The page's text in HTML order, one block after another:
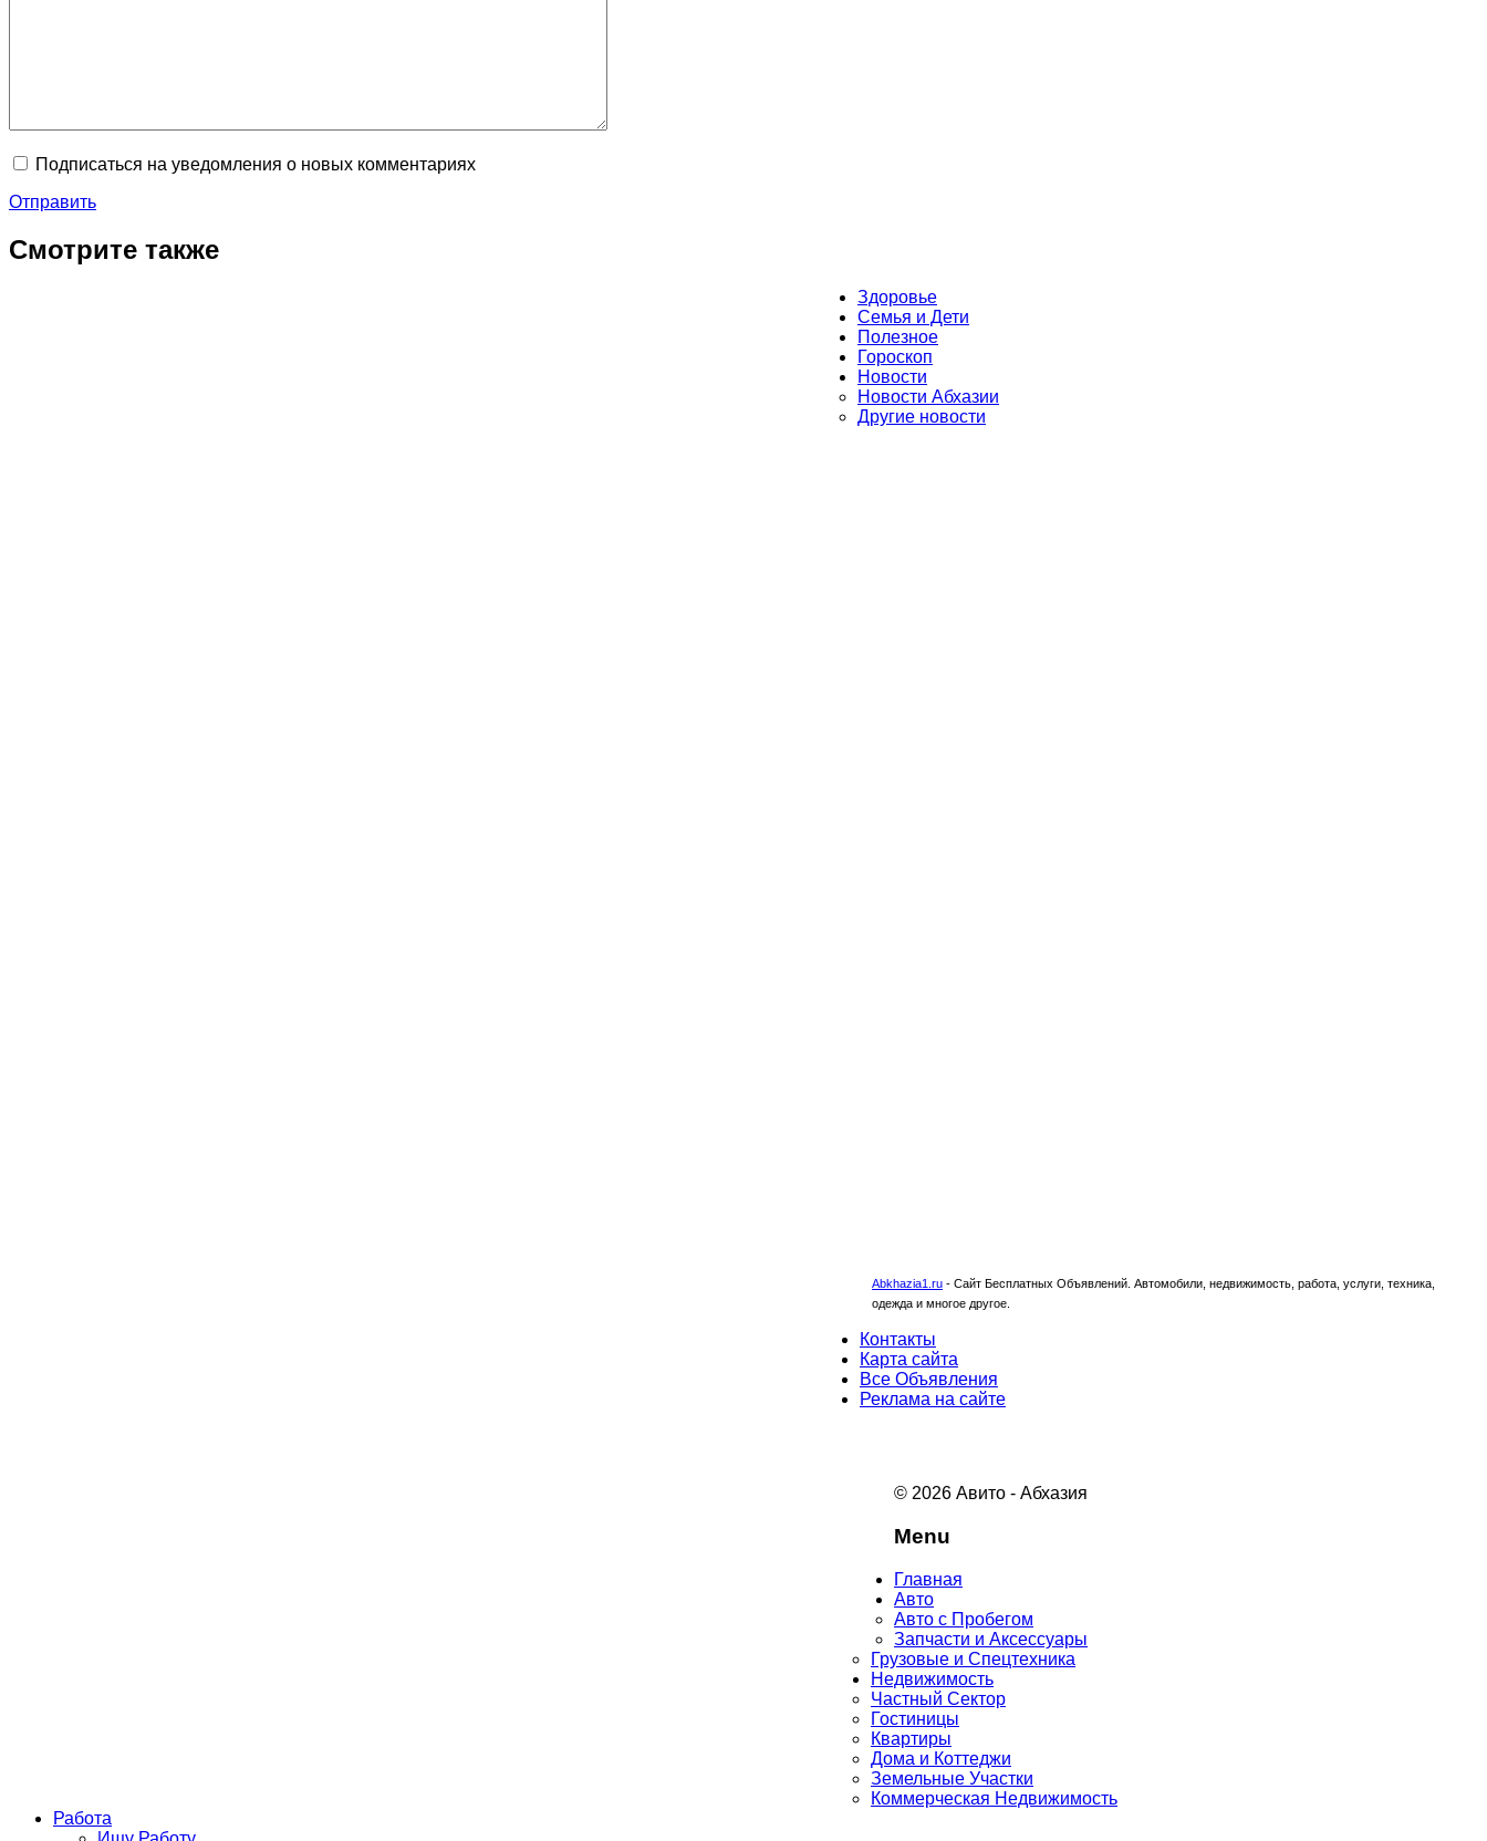
Подписаться на уведомления о новых комментариях
Отправить
Смотрите также
Здоровье
Семья и Дети
Полезное
Гороскоп
Новости
Новости Абхазии
Другие новости
Abkhazia1.ru - Сайт Бесплатных Объявлений. Автомобили, недвижимость, работа, услуги, техника,
одежда и многое другое.
Контакты
Карта сайта
Все Объявления
Реклама на сайте
© 2026 Авито - Абхазия
Menu
Главная
Авто
Авто с Пробегом
Запчасти и Аксессуары
Грузовые и Спецтехника
Недвижимость
Частный Сектор
Гостиницы
Квартиры
Дома и Коттеджи
Земельные Участки
Коммерческая Недвижимость
Работа